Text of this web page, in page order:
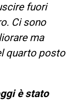
fuori
Ci sono
ma
quarto posto
è stato